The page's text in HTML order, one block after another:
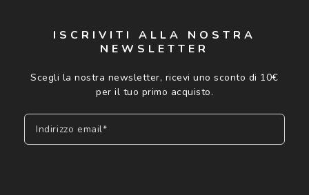
ISCRIVITI ALLA NOSTRA
NEWSLETTER
Scegli la nostra newsletter, ricevi uno sconto di 10€
per il tuo primo acquisto.
Indirizzo email*